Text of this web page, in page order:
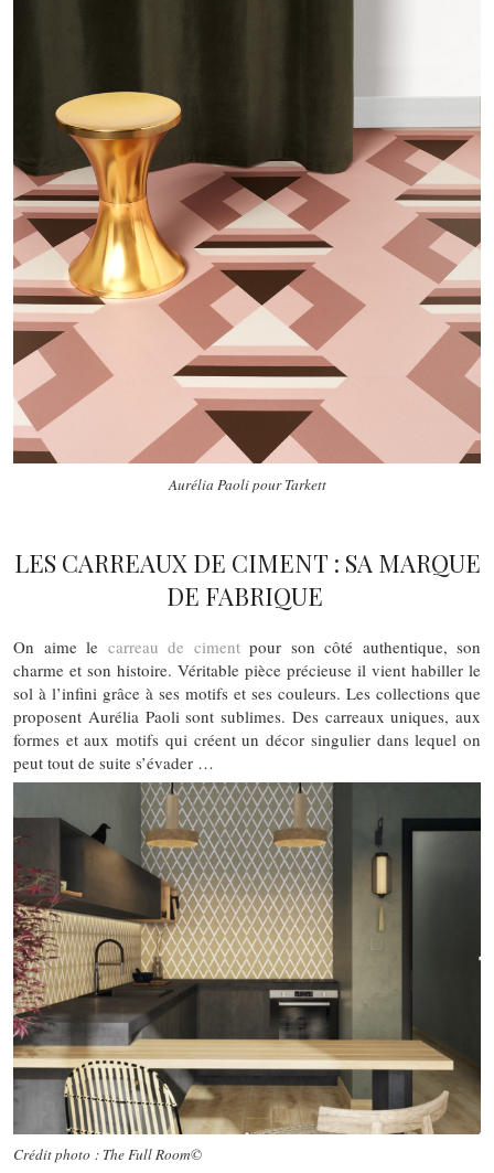
Aurélia Paoli pour Tarkett
LES CARREAUX DE CIMENT : SA MARQUE
DE FABRIQUE
On aime le carreau de cimentpour son côté authentique, son
charme et son histoire. Véritable pièce précieuse il vient habiller le
sol à l’infini grâce à ses motifs et ses couleurs. Les collections que
proposent Aurélia Paoli sont sublimes. Des carreaux uniques, aux
formes et aux motifs qui créent un décor singulier dans lequel on
peut tout de suite s’évader …
Crédit photo : The Full Room©